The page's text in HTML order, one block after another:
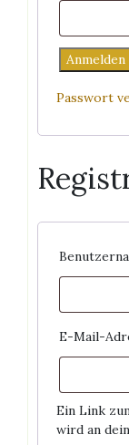
Anmelden
Passwort
E-Mail-
Ein Link
wird an